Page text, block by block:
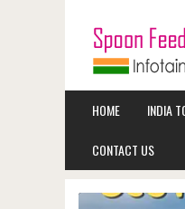
HOME INDIA
CONTACT US